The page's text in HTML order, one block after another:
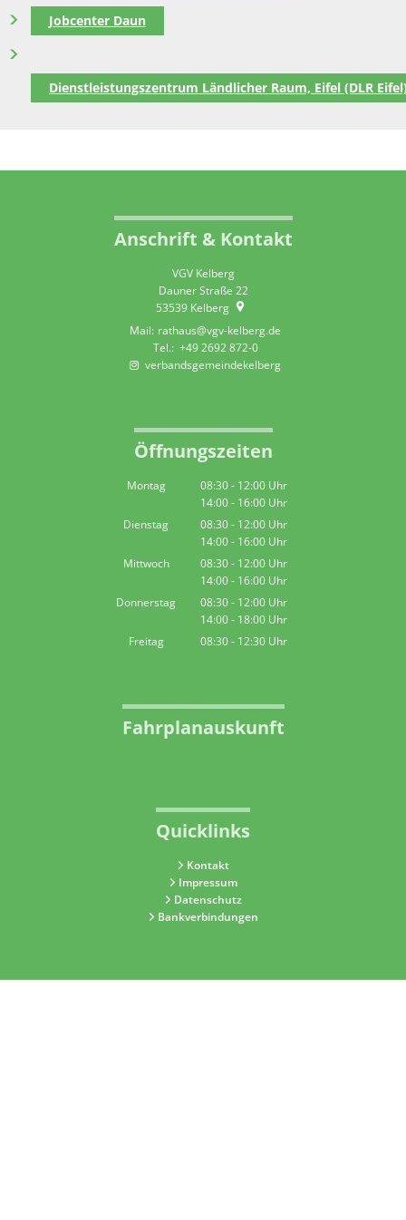
Jobcenter Daun
Dienstleistungszentrum Ländlicher Raum, Eifel (DLR
Anschrift & Kontakt
VGV Kelberg
Dauner Straße 22
53539 Kelberg
rathaus@vgv-kelberg.de
+49 2692 872-0
verbandsgemeindekelberg
Öffnungszeiten
Montag 08:30- 12:00 Uhr
Von 08:30 bis 12:00 Uhr
14:00- 16:00 Uhr
Von 14:00 bis 16:00 Uhr
Dienstag 08:30- 12:00 Uhr
Von 08:30 bis 12:00 Uhr
14:00- 16:00 Uhr
Von 14:00 bis 16:00 Uhr
Mittwoch 08:30- 12:00 Uhr
Von 08:30 bis 12:00 Uhr
14:00- 16:00 Uhr
Von 14:00 bis 16:00 Uhr
Donnerstag 08:30- 12:00 Uhr
Von 08:30 bis 12:00 Uhr
14:00- 18:00 Uhr
Von 14:00 bis 18:00 Uhr
Freitag 08:30- 12:30 Uhr
Fahrplanauskunft
Quicklinks
Kontakt
Impressum
Datenschutz
Bankverbindungen